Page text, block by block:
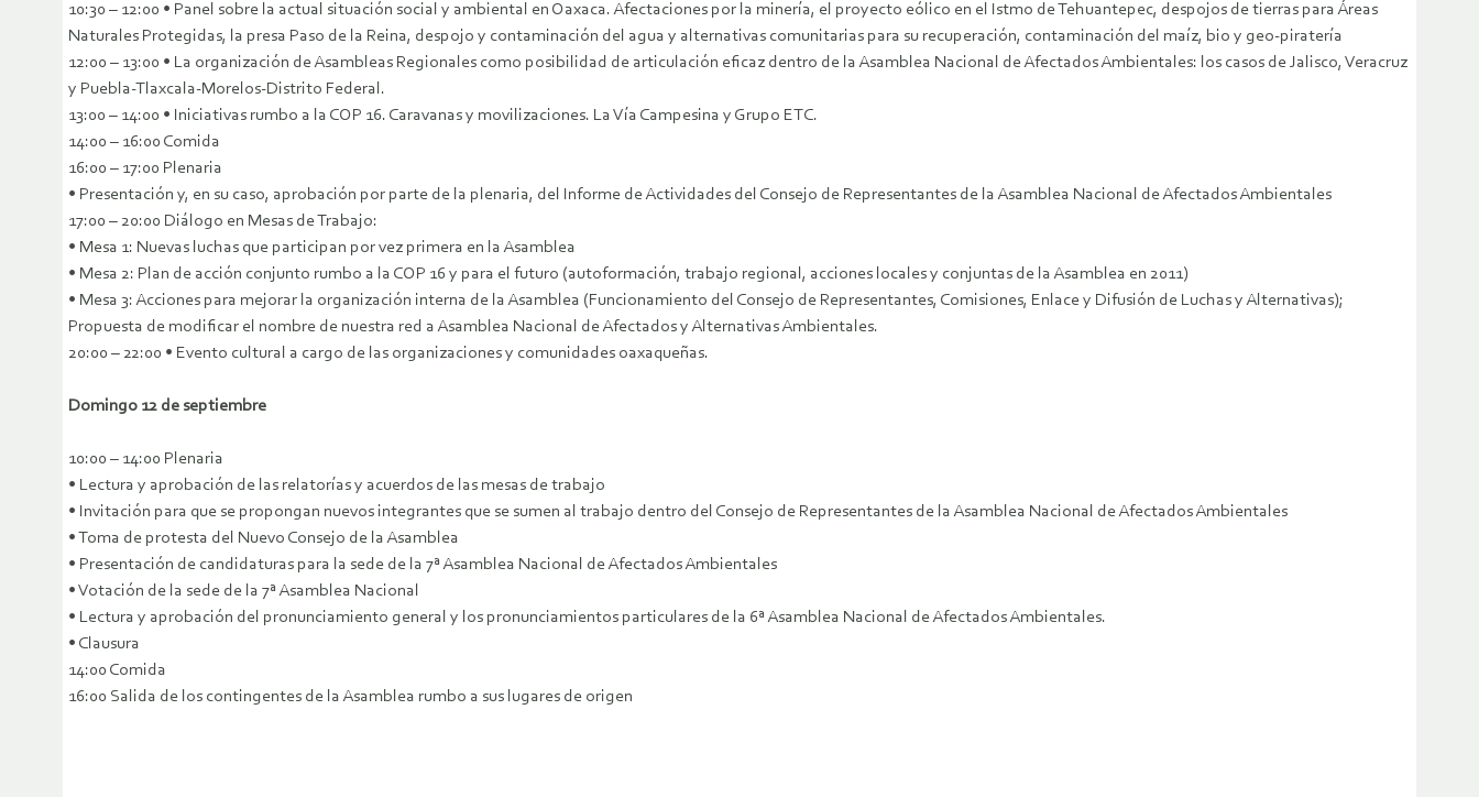
10:30 – 12:00 • Panel sobre la actual situación social y ambiental en Oaxaca. Afectaciones por la minería, el proyecto eólico en el Istmo de Tehuantepec, despojos de tierras para Áreas
Naturales Protegidas, la presa Paso de la Reina, despojo y contaminación del agua y alternativas comunitarias para su recuperación, contaminación del maíz, bio y geo-piratería
12:00 – 13:00 • La organización de Asambleas Regionales como posibilidad de articulación eficaz dentro de la Asamblea Nacional de Afectados Ambientales: los casos de Jalisco, Veracruz
y Puebla-Tlaxcala-Morelos-Distrito Federal.
13:00 – 14:00 • Iniciativas rumbo a la COP 16. Caravanas y movilizaciones. La Vía Campesina y Grupo ETC.
14:00 – 16:00 Comida
16:00 – 17:00 Plenaria
• Presentación y, en su caso, aprobación por parte de la plenaria, del Informe de Actividades del Consejo de Representantes de la Asamblea Nacional de Afectados Ambientales
17:00 – 20:00 Diálogo en Mesas de Trabajo:
• Mesa 1: Nuevas luchas que participan por vez primera en la Asamblea
• Mesa 2: Plan de acción conjunto rumbo a la COP 16 y para el futuro (autoformación, trabajo regional, acciones locales y conjuntas de la Asamblea en 2011)
• Mesa 3: Acciones para mejorar la organización interna de la Asamblea (Funcionamiento del Consejo de Representantes, Comisiones, Enlace y Difusión de Luchas y Alternativas);
Propuesta de modificar el nombre de nuestra red a Asamblea Nacional de Afectados y Alternativas Ambientales.
20:00 – 22:00 • Evento cultural a cargo de las organizaciones y comunidades oaxaqueñas.
Domingo 12 de septiembre
10:00 – 14:00 Plenaria
• Lectura y aprobación de las relatorías y acuerdos de las mesas de trabajo
• Invitación para que se propongan nuevos integrantes que se sumen al trabajo dentro del Consejo de Representantes de la Asamblea Nacional de Afectados Ambientales
• Toma de protesta del Nuevo Consejo de la Asamblea
• Presentación de candidaturas para la sede de la 7ª Asamblea Nacional de Afectados Ambientales
• Votación de la sede de la 7ª Asamblea Nacional
• Lectura y aprobación del pronunciamiento general y los pronunciamientos particulares de la 6ª Asamblea Nacional de Afectados Ambientales.
• Clausura
14:00 Comida
16:00 Salida de los contingentes de la Asamblea rumbo a sus lugares de origen